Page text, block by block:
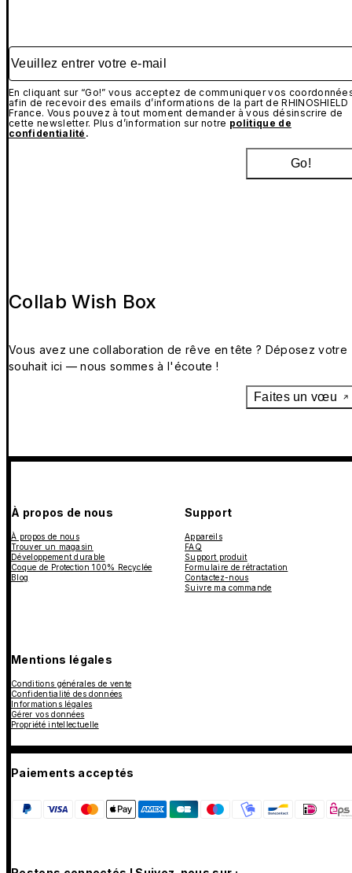
Veuillez entrer votre e-mail
En cliquant sur “Go!” vous acceptez de communiquer vos
afin de recevoir des emails d’informations de la part de RHINOSHIELD
France. Vous pouvez à tout moment demander à vous désinscrire de
cette newsletter. Plus d’information sur notre politique de
confidentialité .
Go!
Collab Wish Box
Vous avez une collaboration de rêve en tête ? Déposez votre
souhait ici — nous sommes à l'écoute !
Faites un vœu
À propos de nous
À propos de nous
Trouver un magasin
Développement durable
Coque de Protection 100% Recyclée
Blog
Support
Appareils
FAQ
Support produit
Formulaire de rétractation
Contactez-nous
Suivre ma commande
Mentions légales
Conditions générales de vente
Confidentialité des données
Informations légales
Gérer vos données
Propriété intellectuelle
Paiements acceptés